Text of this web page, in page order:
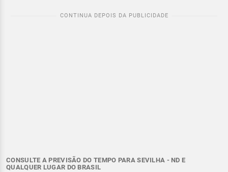
CONSULTE A PREVISÃO DO TEMPO PARA SEVILHA - ND E
QUALQUER LUGAR DO BRASIL